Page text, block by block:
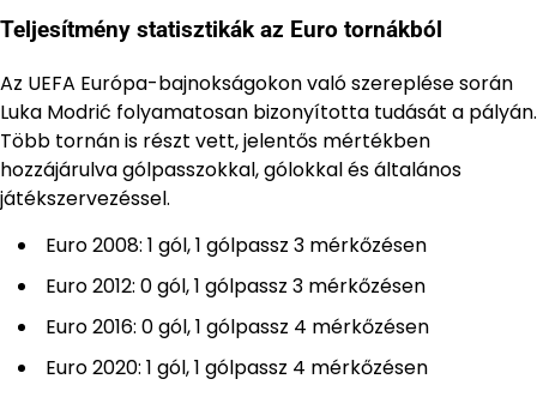
Teljesítmény statisztikák az Euro tornákból
Az UEFA Európa-bajnokságokon való szereplése során
Luka Modrić folyamatosan bizonyította tudását a pályán.
Több tornán is részt vett, jelentős mértékben
hozzájárulva gólpasszokkal, gólokkal és általános
játékszervezéssel.
Euro 2008: 1 gól, 1 gólpassz 3 mérkőzésen
Euro 2012: 0 gól, 1 gólpassz 3 mérkőzésen
Euro 2016: 0 gól, 1 gólpassz 4 mérkőzésen
Euro 2020: 1 gól, 1 gólpassz 4 mérkőzésen